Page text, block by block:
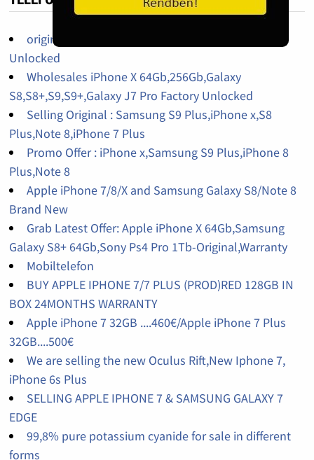
original iPhone 14pro,14promax,13pro factory
Unlocked
Wholesales iPhone X 64Gb,256Gb,Galaxy
S8,S8+,S9,S9+,Galaxy J7 Pro Factory Unlocked
Selling Original : Samsung S9 Plus,iPhone x,S8
Plus,Note 8,iPhone 7 Plus
Promo Offer : iPhone x,Samsung S9 Plus,iPhone 8
Plus,Note 8
Apple iPhone 7/8/X and Samsung Galaxy S8/Note 8
Brand New
Grab Latest Offer: Apple iPhone X 64Gb,Samsung
Galaxy S8+ 64Gb,Sony Ps4 Pro 1Tb-Original,Warranty
Mobiltelefon
BUY APPLE IPHONE 7/7 PLUS (PROD)RED 128GB IN
BOX 24MONTHS WARRANTY
Apple iPhone 7 32GB ....460€/Apple iPhone 7 Plus
32GB....500€
We are selling the new Oculus Rift,New Iphone 7,
iPhone 6s Plus
SELLING APPLE IPHONE 7 & SAMSUNG GALAXY 7
EDGE
99,8% pure potassium cyanide for sale in different
forms